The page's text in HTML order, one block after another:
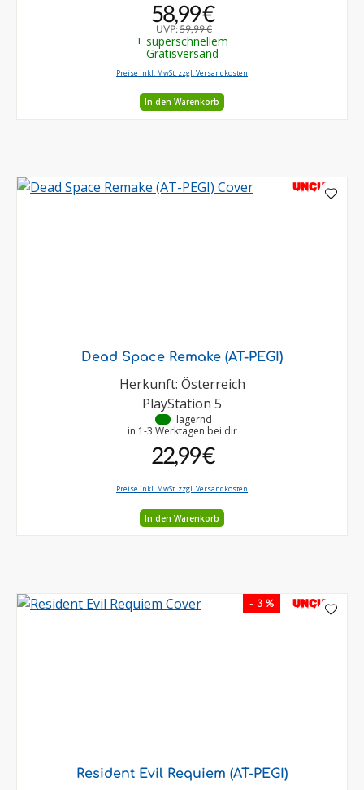
58,99 €
UVP: 59,99 €
+ superschnellem
Gratisversand
Preise inkl. MwSt. zzgl. Versandkosten
In den Warenkorb
UNCUT
Dead Space Remake (AT-PEGI)
Herkunft: Österreich
PlayStation 5
lagernd
in 1-3 Werktagen bei dir
22,99 €
Preise inkl. MwSt. zzgl. Versandkosten
In den Warenkorb
- 3 % UNCUT
Resident Evil Requiem (AT-PEGI)